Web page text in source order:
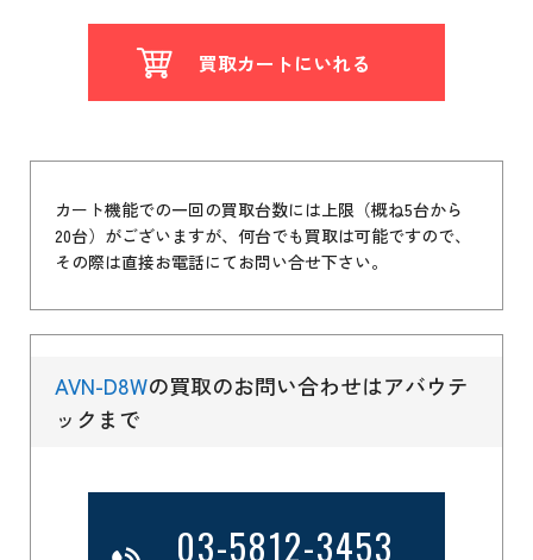
買取カートにいれる
カート機能での一回の買取台数には上限（概ね5台から
20台）がございますが、何台でも買取は可能ですので、
その際は直接お電話にてお問い合せ下さい。
AVN-D8Wの買取のお問い合わせはアバウテ
ックまで
03-5812-3453